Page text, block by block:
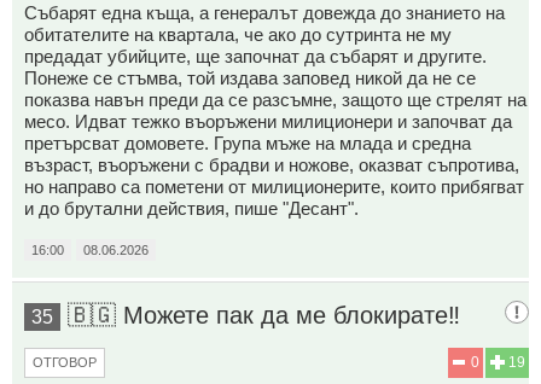
Събарят една къща, а генералът довежда до знанието на
обитателите на квартала, че ако до сутринта не му
предадат убийците, ще започнат да събарят и другите.
Понеже се стъмва, той издава заповед никой да не се
показва навън преди да се разсъмне, защото ще стрелят на
месо. Идват тежко въоръжени милиционери и започват да
претърсват домовете. Група мъже на млада и средна
възраст, въоръжени с брадви и ножове, оказват съпротива,
но направо са пометени от милиционерите, които прибягват
и до брутални действия, пише "Десант".
16:00 08.06.2026
35 🇧🇬 Можете пак да ме блокирате‼️
19
0
ОТГОВОР